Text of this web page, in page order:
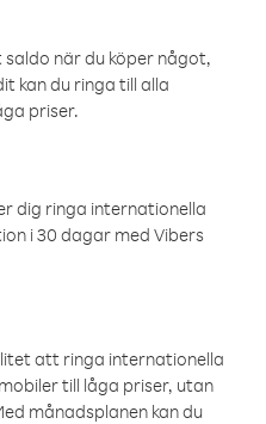
när du köper något,
kan du ringa till alla
priser.
dig ringa internationella
i 30 dagar med Vibers
att ringa internationella
till låga priser, utan
månadsplanen kan du